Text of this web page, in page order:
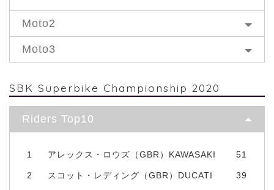
Moto2
Moto3
SBK Superbike Championship 2020
Riders Top10
1 アレックス・ロウズ（GBR）KAWASAKI 51
2 スコット・レディング（GBR）DUCATI 39